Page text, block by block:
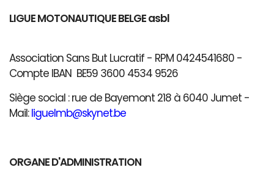
LIGUE MOTONAUTIQUE BELGE asbl
Association Sans But Lucratif - RPM 0424541680 -
Compte IBAN BE59 3600 4534 9526
Siège social : rue de Bayemont 218 à 6040 Jumet -
Mail:liguelmb@skynet.be
ORGANE D'ADMINISTRATION